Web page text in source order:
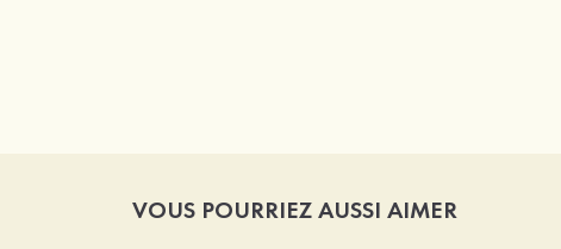
VOUS POURRIEZ AUSSI AIMER